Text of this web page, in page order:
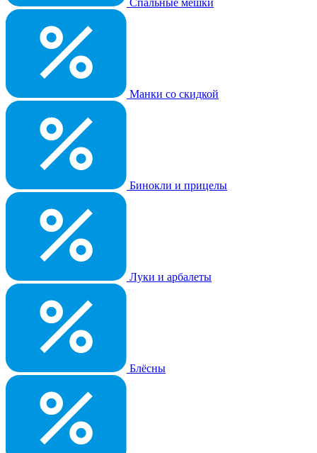
Спальные мешки
Манки со скидкой
Бинокли и прицелы
Луки и арбалеты
Блёсны